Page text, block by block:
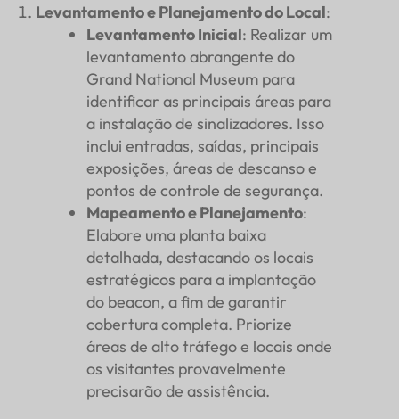
Levantamento e Planejamento do Local:
Levantamento Inicial: Realizar um
levantamento abrangente do
Grand National Museum para
identificar as principais áreas para
a instalação de sinalizadores. Isso
inclui entradas, saídas, principais
exposições, áreas de descanso e
pontos de controle de segurança.
Mapeamento e Planejamento:
Elabore uma planta baixa
detalhada, destacando os locais
estratégicos para a implantação
do beacon, a fim de garantir
cobertura completa. Priorize
áreas de alto tráfego e locais onde
os visitantes provavelmente
precisarão de assistência.